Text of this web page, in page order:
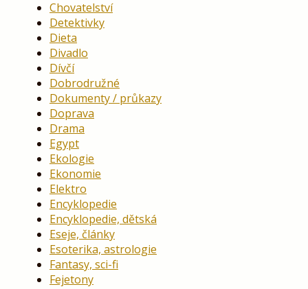
Chovatelství
Detektivky
Dieta
Divadlo
Dívčí
Dobrodružné
Dokumenty / průkazy
Doprava
Drama
Egypt
Ekologie
Ekonomie
Elektro
Encyklopedie
Encyklopedie, dětská
Eseje, články
Esoterika, astrologie
Fantasy, sci-fi
Fejetony